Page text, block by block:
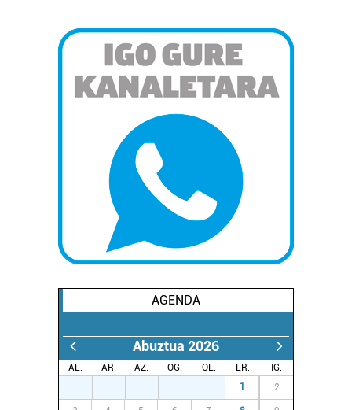
AGENDA
Abuztua 2026
AL. AR. AZ. OG. OL. LR.
IG.
1 2